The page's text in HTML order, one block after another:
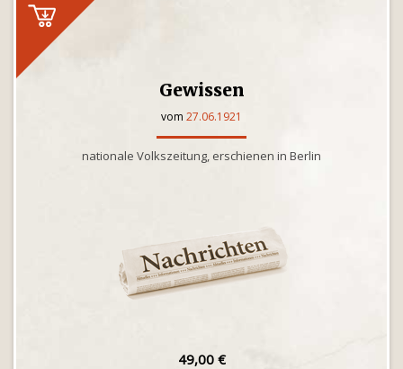
Gewissen
vom 27.06.1921
nationale Volkszeitung, erschienen in Berlin
49,00 €